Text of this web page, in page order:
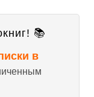
📚
в